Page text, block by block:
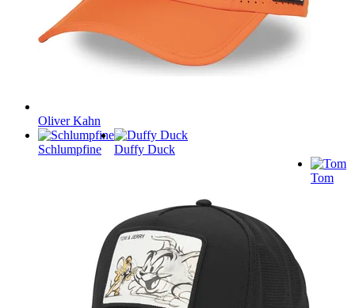
Oliver Kahn
Schlumpfine Duffy Duck
Tom